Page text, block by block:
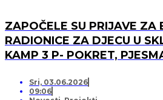
ZAPOČELE SU PRIJAVE ZA
RADIONICE ZA DJECU U
KAMP 3 P- POKRET,
Sri, 03.06.2026
09:06